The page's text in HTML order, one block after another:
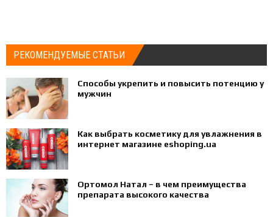
РЕКОМЕНДУЕМЫЕ СТАТЬИ
Способы укрепить и повысить потенцию у
мужчин
Как выбрать косметику для увлажнения в
интернет магазине eshoping.ua
Ортомол Натал – в чем преимущества
препарата высокого качества